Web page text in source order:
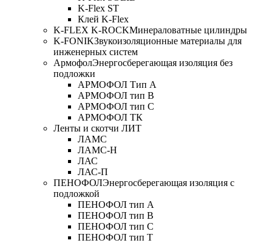
K-Flex ST
Клей K-Flex
K-FLEX K-ROCKМинераловатные цилиндры
K-FONIKЗвукоизоляционные материалы для
инженерных систем
АрмофолЭнергосберегающая изоляция без
подложки
АРМОФОЛ Тип А
АРМОФОЛ тип В
АРМОФОЛ тип C
АРМОФОЛ ТК
Ленты и скотчи ЛИТ
ЛАМС
ЛАМС-Н
ЛАС
ЛАС-П
ПЕНОФОЛЭнергосберегающая изоляция с
подложкой
ПЕНОФОЛ тип А
ПЕНОФОЛ тип B
ПЕНОФОЛ тип C
ПЕНОФОЛ тип T